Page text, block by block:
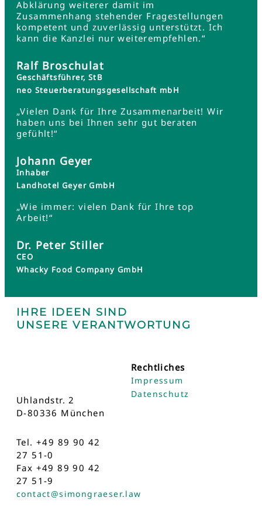
Abklärung weiterer damit im
Zusammenhang stehender Fragestellungen
kompetent und zuverlässig unterstützt. Ich
kann die Kanzlei nur weiterempfehlen.“
Ralf Broschulat
Geschäftsführer, StB
neo Steuerberatungsgesellschaft mbH
„Vielen Dank für Ihre Zusammenarbeit! Wir
haben uns bei Ihnen sehr gut beraten
gefühlt!“
Johann Geyer
Inhaber
Landhotel Geyer GmbH
„Wie immer: vielen Dank für Ihre top
Arbeit!“
Dr. Peter Stiller
CEO
Whacky Food Company GmbH
IHRE IDEEN SIND
UNSERE VERANTWORTUNG
Uhlandstr. 2
D-80336 München
Tel. +49 89 90 42
27 51-0
Fax +49 89 90 42
27 51-9
contact@simongraeser.law
Rechtliches
Impressum
Datenschutz